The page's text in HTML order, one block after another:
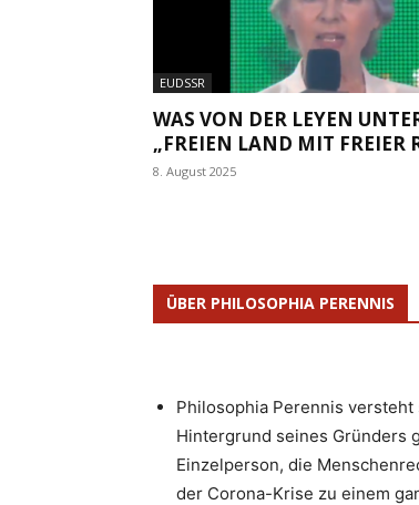
EUDSSR
WAS VON DER LEYEN
„FREIEN LAND MIT FREIER
8. August 2025
ÜBER PHILOSOPHIA PERENNIS
Philosophia Perennis
Hintergrund seines Gründers
Einzelperson, die
der Corona-Krise zu einem